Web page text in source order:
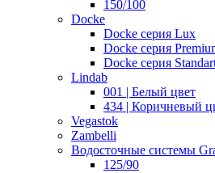
150/100
Docke
Docke серия Lux
Docke серия
Docke серия
Lindab
001 | Белый цвет
434 | Коричневый
Vegastok
Zambelli
Водосточные системы
125/90